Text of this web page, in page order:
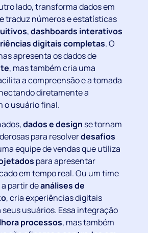
lado, transforma dados em
traduz números e estatísticas
,dashboards interativos
digitais completas. O
apresenta os dados de
, mas também cria uma
a compreensão e a tomada
diretamente a
o usuário final.
dados e design se tornam
para resolverdesafios
equipe de vendas que utiliza
para apresentar
em tempo real. Ou um time
partir deanálises de
, cria experiências digitais
usuários. Essa integração
processos, mas também